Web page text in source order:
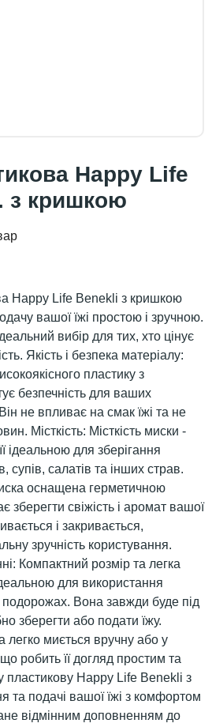
Happy Life
з кришкою
Happy Life Benekli з кришкою
вашої їжі простою і зручною.
вибір для тих, хто цінує
Якість і безпека матеріалу:
пластику з
безпечність для ваших
не впливає на смак їжі та не
Місткість: Місткість миски -
ідеальною для зберігання
супів, салатів та інших страв.
оснащена герметичною
зберегти свіжість і аромат вашої
і закривається,
зручність користування.
Компактний розмір та легка
для використання
Вона завжди буде під
зберегти або подати їжу.
легко миється вручну або у
робить її догляд простим та
пластикову Happy Life Benekli з
та подачі вашої їжі з комфортом
відмінним доповненням до